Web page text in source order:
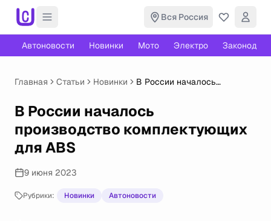
Вся Россия
Автоновости Новинки Мото Электро
Главная Статьи Новинки
В России началось
комплектующих для ABS
В России началось
производство комплектующих
для ABS
9 июня 2023
Рубрики: Новинки Автоновости